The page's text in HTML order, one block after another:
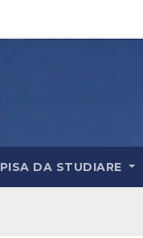
PISA DA STUDIARE